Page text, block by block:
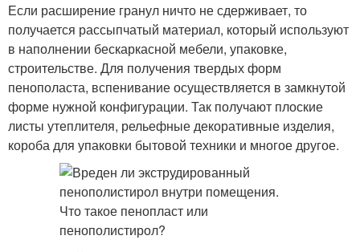
Если расширение гранул ничто не сдерживает, то
получается рассыпчатый материал, который используют
в наполнении бескаркасной мебели, упаковке,
строительстве. Для получения твердых форм
пенополаста, вспенивание осуществляется в замкнутой
форме нужной конфигурации. Так получают плоские
листы утеплителя, рельефные декоративные изделия,
короба для упаковки бытовой техники и многое другое.